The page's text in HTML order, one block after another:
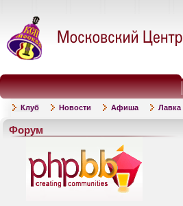
Клуб Новости Афиша Лавка
Форум